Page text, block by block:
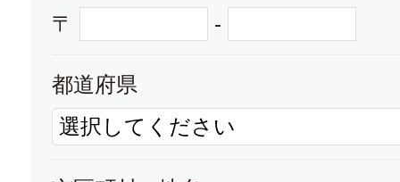
至学館大学
大学パンフレット
〒 -
都道府県